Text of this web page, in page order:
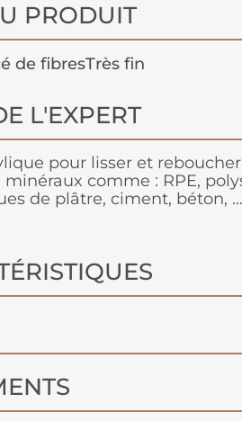
PRODUIT
de fibresTrès fin
L'EXPERT
pour lisser et
minéraux comme : RPE,
de plâtre, ciment, béton, …